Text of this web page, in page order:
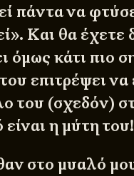
πάντα να
Και θα έχετε
όμως κάτι πιο
επιτρέψει
του (σχεδόν)
είναι η μύτη του!
στο μυαλό